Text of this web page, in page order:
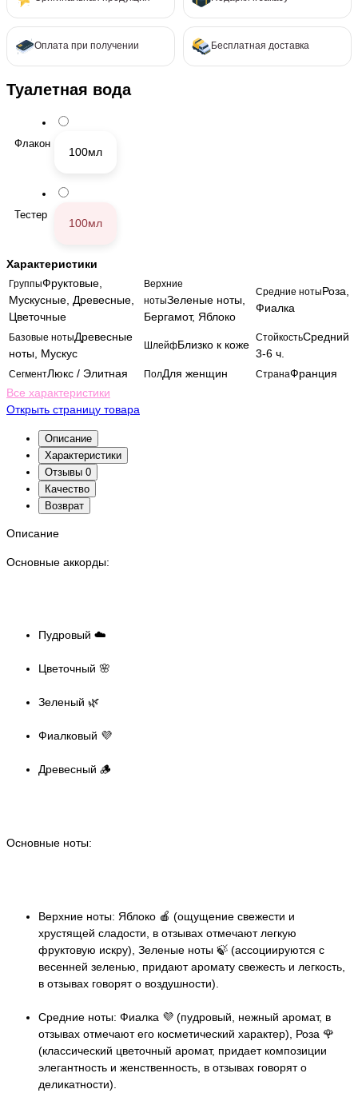
Оплата при получении Бесплатная доставка
Туалетная вода
Флакон
100мл
Тестер
100мл
Характеристики
ГруппыФруктовые,
Мускусные, Древесные,
Цветочные
Верхние
нотыЗеленые ноты,
Бергамот, Яблоко
Средние нотыРоза,
Фиалка
Базовые нотыДревесные
ноты, Мускус
ШлейфБлизко к коже
СтойкостьСредний
3-6 ч.
СегментЛюкс / Элитная ПолДля женщин СтранаФранция
Все характеристики
Открыть страницу товара
Описание
Характеристики
Отзывы 0
Качество
Возврат
Описание
Основные аккорды:
Пудровый ☁️
Цветочный 🌸
Зеленый 🌿
Фиалковый 💜
Древесный 🪵
Основные ноты:
Верхние ноты: Яблоко 🍎 (ощущение свежести и
хрустящей сладости, в отзывах отмечают легкую
фруктовую искру), Зеленые ноты 🍃 (ассоциируются с
весенней зеленью, придают аромату свежесть и легкость,
в отзывах говорят о воздушности).
Средние ноты: Фиалка 💜 (пудровый, нежный аромат, в
отзывах отмечают его косметический характер), Роза 🌹
(классический цветочный аромат, придает композиции
элегантность и женственность, в отзывах говорят о
деликатности).